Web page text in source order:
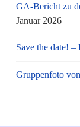
GA-Bericht zu
Januar 2026
Save the date!
Gruppenfoto